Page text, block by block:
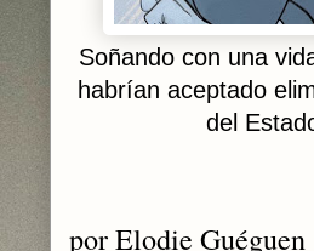
Soñando con una
habrían aceptado
del
por Elodie Guéguen